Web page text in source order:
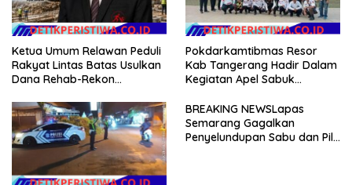
Ketua Umum Relawan Peduli
Rakyat Lintas Batas Usulkan
Dana Rehab-Rekon
Dikelola Langsung
Pemerintah Pusat
Pokdarkamtibmas Resor
Kab Tangerang Hadir Dalam
Kegiatan Apel Sabuk
Tangerang Tahun 2026
BREAKING NEWSLapas
Semarang Gagalkan
Penyelundupan Sabu dan Pil